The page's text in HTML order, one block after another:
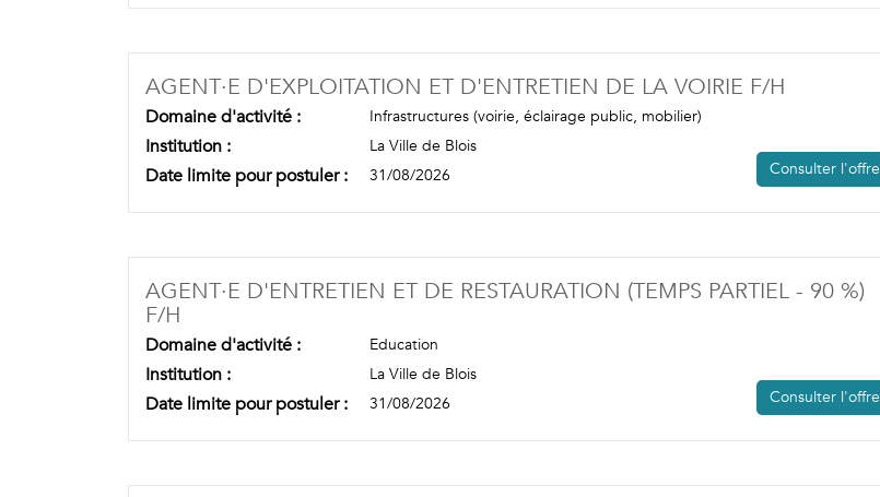
AGENT·E D'EXPLOITATION ET D'ENTRETIEN DE LA VOIRIE F/H
Domaine d'activité : Infrastructures (voirie, éclairage public, mobilier)
Institution : La Ville de Blois
Date limite pour postuler : 31/08/2026 Consulter l'offre
AGENT·E D'ENTRETIEN ET DE RESTAURATION (TEMPS PARTIEL - 90 %)
F/H
Domaine d'activité : Education
Institution : La Ville de Blois
Date limite pour postuler : 31/08/2026 Consulter l'offre